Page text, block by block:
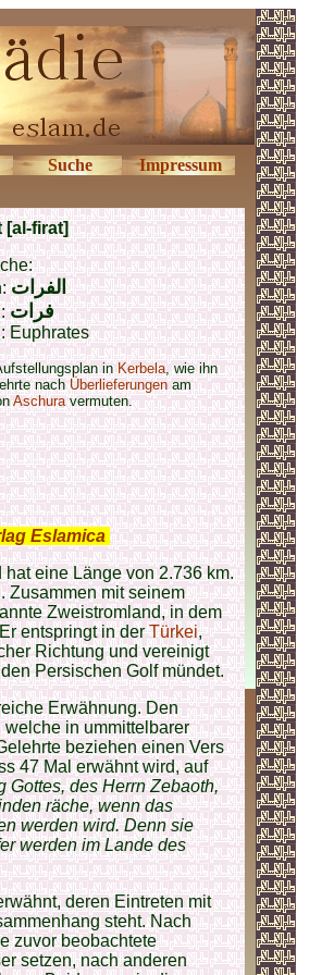
Suche Impressum
[al-firat]
الفرات
فرات
Euphrates
inKerbela, wie ihn
nachÜberlieferungenam
Aschuravermuten.
Eslamica
eine Länge von 2.736 km.
Zusammen mit seinem
Zweistromland, in dem
entspringt in derTürkei,
Richtung und vereinigt
Persischen Golf mündet.
Erwähnung. Den
welche in ummittelbarer
beziehen einen Vers
47 Mal erwähnt wird, auf
Gottes, des Herrn Zebaoth,
räche, wenn das
werden wird. Denn sie
werden im Lande des
deren Eintreten mit
steht. Nach
zuvor beobachtete
setzen, nach anderen